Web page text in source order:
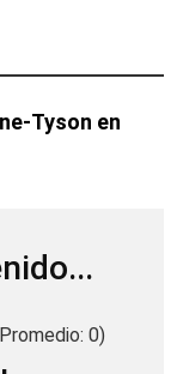
Tyson en
0)